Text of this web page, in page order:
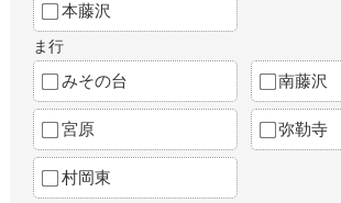
本藤沢
ま行
みその台 南藤沢
宮原 弥勒寺
村岡東